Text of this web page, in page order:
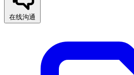
在线沟通